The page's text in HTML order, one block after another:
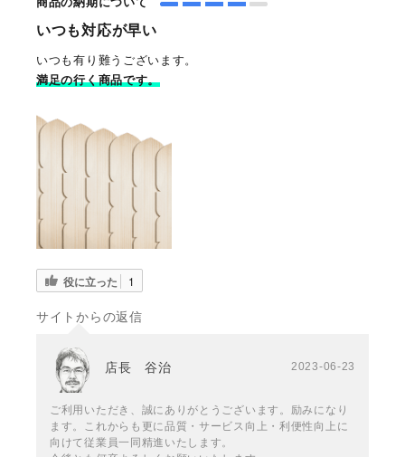
いつも対応が早い
いつも有り難うございます。
満足の行く商品です。
役に立った 1
サイトからの返信
店長 谷治 2023-06-23
ご利用いただき、誠にありがとうございます。励みになり
ます。これからも更に品質・サービス向上・利便性向上に
向けて従業員一同精進いたします。